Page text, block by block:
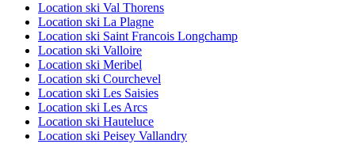
Location ski Val Thorens
Location ski La Plagne
Location ski Saint Francois Longchamp
Location ski Valloire
Location ski Meribel
Location ski Courchevel
Location ski Les Saisies
Location ski Les Arcs
Location ski Hauteluce
Location ski Peisey Vallandry